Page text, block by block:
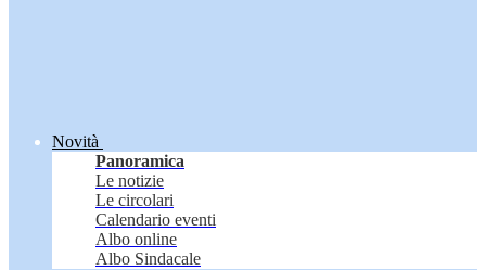
Novità
Panoramica
Le notizie
Le circolari
Calendario eventi
Albo online
Albo Sindacale